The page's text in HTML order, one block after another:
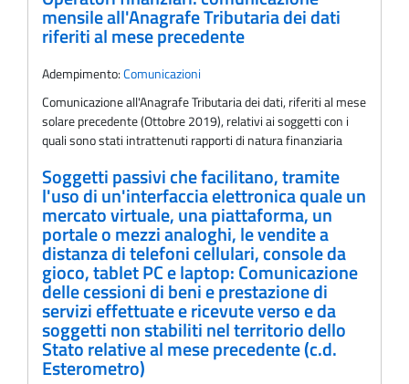
mensile all'Anagrafe Tributaria dei dati
riferiti al mese precedente
Adempimento:Comunicazioni
Comunicazione all'Anagrafe Tributaria dei dati, riferiti al mese
solare precedente (Ottobre 2019), relativi ai soggetti con i
quali sono stati intrattenuti rapporti di natura finanziaria
Soggetti passivi che facilitano, tramite
l'uso di un'interfaccia elettronica quale un
mercato virtuale, una piattaforma, un
portale o mezzi analoghi, le vendite a
distanza di telefoni cellulari, console da
gioco, tablet PC e laptop: Comunicazione
delle cessioni di beni e prestazione di
servizi effettuate e ricevute verso e da
soggetti non stabiliti nel territorio dello
Stato relative al mese precedente (c.d.
Esterometro)